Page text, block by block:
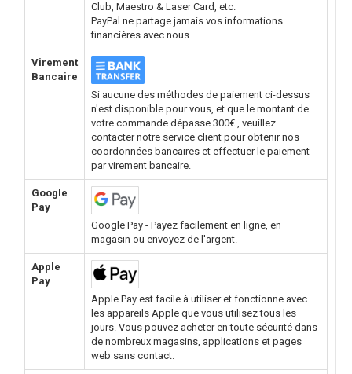
Club, Maestro & Laser Card, etc.
PayPal ne partage jamais vos informations
financières avec nous.
Virement
Bancaire
Si aucune des méthodes de paiement ci-dessus
n'est disponible pour vous, et que le montant de
votre commande dépasse 300€ , veuillez
contacter notre service client pour obtenir nos
coordonnées bancaires et effectuer le paiement
par virement bancaire.
Google
Pay
Google Pay - Payez facilement en ligne, en
magasin ou envoyez de l'argent.
Apple
Pay
Apple Pay est facile à utiliser et fonctionne avec
les appareils Apple que vous utilisez tous les
jours. Vous pouvez acheter en toute sécurité dans
de nombreux magasins, applications et pages
web sans contact.